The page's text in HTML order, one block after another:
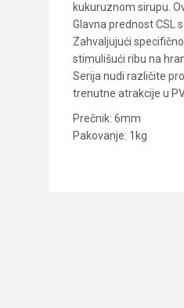
kukuruznom sirupu.
Glavna prednost CSL
Zahvaljujući
stimulišući ribu na
Serija nudi različite
trenutne atrakcije u
Prečnik: 6mm
Pakovanje: 1kg